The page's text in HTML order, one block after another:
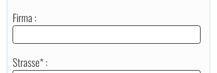
Firma :
Strasse* :